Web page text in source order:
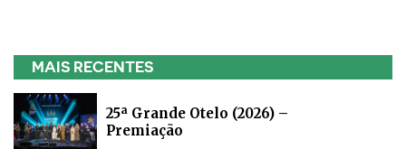
MAIS RECENTES
25ª Grande Otelo (2026) –
Premiação